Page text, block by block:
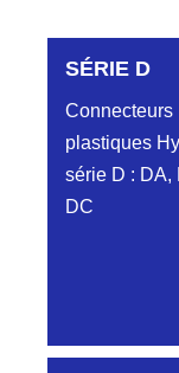
SÉRIE D
Connecteurs
plastiques
série D : DA,
DC